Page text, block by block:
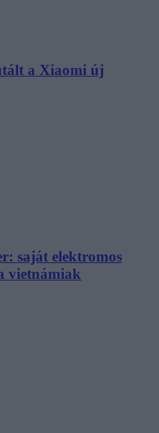
a Xiaomi új
saját elektromos
vietnámiak